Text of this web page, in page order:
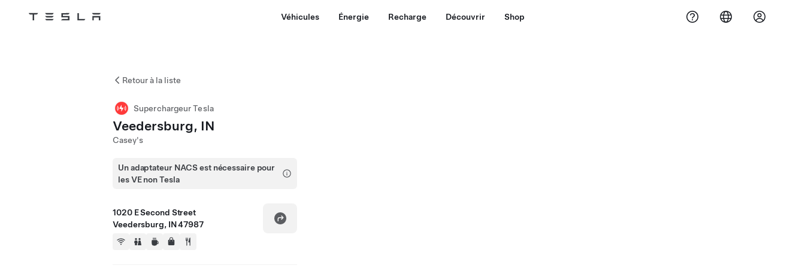
Tesla Véhicules Énergie Recharge Découvrir Shop
Retour à la liste
Superchargeur Tesla
Veedersburg, IN
Casey's
Un adaptateur NACS est nécessaire pour
les VE non Tesla
1020 E Second Street
Veedersburg, IN 47987